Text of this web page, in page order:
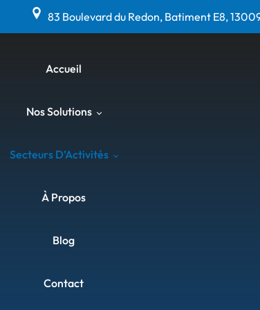
83 Boulevard du Redon, Batiment E8,
Accueil
Nos Solutions
Corrosion & Anti-Bactéries
Curage Par Ultrasons &
Secteurs D’Activités
À Propos
Blog
Contact